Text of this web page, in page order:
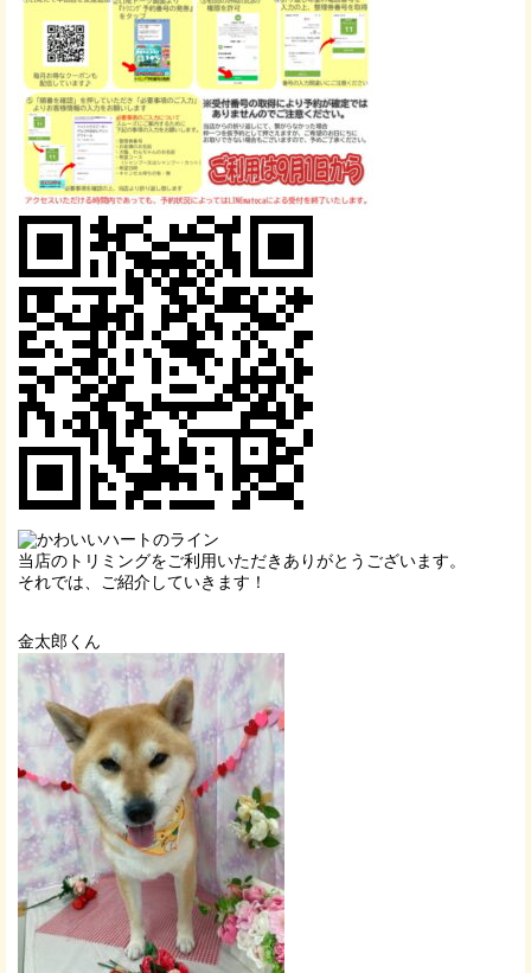
当店のトリミングをご利用いただきありがとうございます。
それでは、ご紹介していきます！
金太郎くん